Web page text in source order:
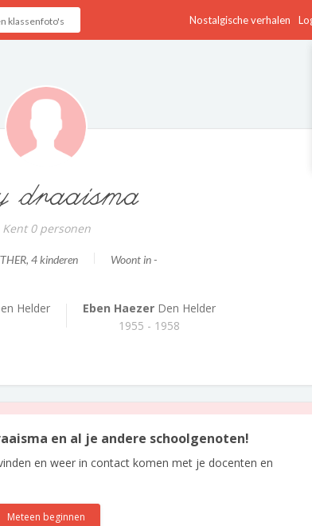
Nostalgische verhalen
draaisma
Kent 0 personen
, 4 kinderen Woont in -
Helder
Eben Haezer Den Helder
1955 - 1958
en al je andere schoolgenoten!
en weer in contact komen met je docenten en
Meteen beginnen